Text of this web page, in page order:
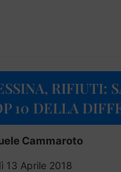
RIFIUTI:
10 DELLA
Cammaroto
13 Aprile 2018